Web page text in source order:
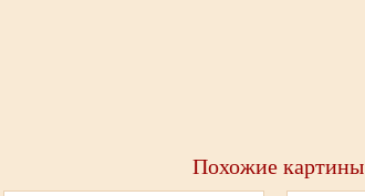
Похожие картины